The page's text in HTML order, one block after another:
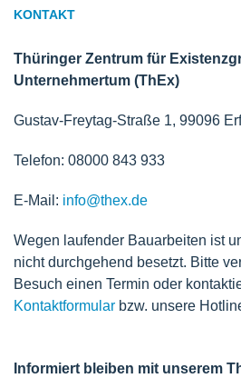
KONTAKT
Thüringer Zentrum für
Unternehmertum (ThEx)
Gustav-Freytag-Straße 1, 99096
Telefon: 08000 843 933
E-Mail: info@thex.de
Wegen laufender Bauarbeiten ist
nicht durchgehend besetzt. Bitte
Besuch einen Termin oder
Kontaktformular bzw. unsere
Informiert bleiben mit unserem